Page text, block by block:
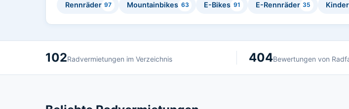
Rennräder 97 Mountainbikes 63 E-Bikes 91 E-Rennräder 35
102Radvermietungen im Verzeichnis 404Bewertungen von